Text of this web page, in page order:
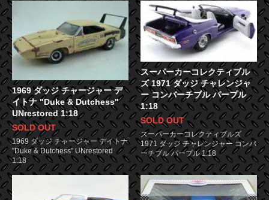
1969 ダッジ チャージャー デ
イトナ "Duke & Dutchess"
UNrestored 1:18
SOLD OUT
1969 ダッジ チャージャー デイトナ
"Duke & Dutchess" UNrestored
1:18
スーパーカーコレクティブル
ズ 1971 ダッジ チャレンジャ
ー コンバーチブル パープル
1:18
SOLD OUT
スーパーカーコレクティブルズ
1971 ダッジ チャレンジャー コンバ
ーチブル パープル 1:18